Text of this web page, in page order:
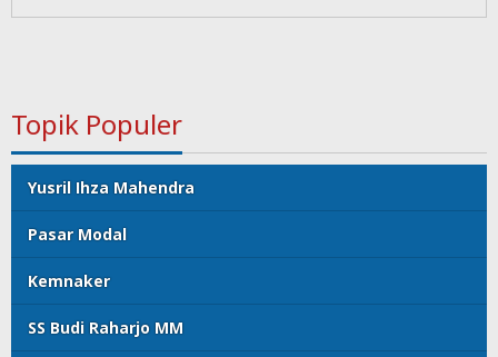
Topik Populer
Yusril Ihza Mahendra
Pasar Modal
Kemnaker
SS Budi Raharjo MM